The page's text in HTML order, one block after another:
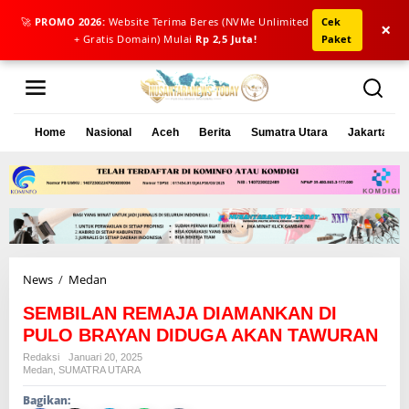
🚀 PROMO 2026: Website Terima Beres (NVMe Unlimited
+ Gratis Domain) Mulai Rp 2,5 Juta!
Cek
Paket
×
L
Home Nasional Aceh Berita Sumatra Utara Jakarta
News / Medan
M
B
L
A
SEMBILAN REMAJA DIAMANKAN DI
PULO BRAYAN DIDUGA AKAN TAWURAN
Redaksi
Januari 20, 2025
Medan SUMATRA UTARA
Bagikan: